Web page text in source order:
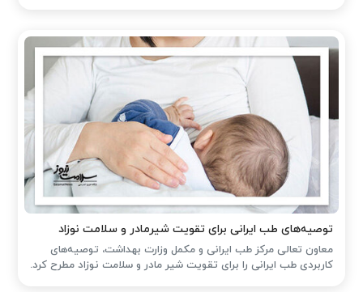
توصیه‌های طب ایرانی برای تقویت شیرمادر و سلامت نوزاد
معاون تعالی مرکز طب ایرانی و مکمل وزارت بهداشت، توصیه‌های
کاربردی طب ایرانی را برای تقویت شیر مادر و سلامت نوزاد مطرح کرد.